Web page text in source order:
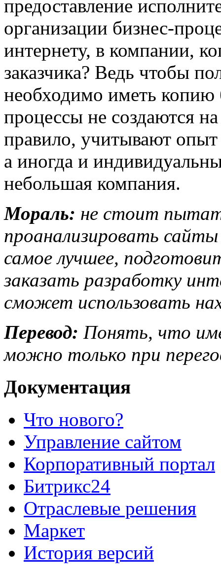
предоставление
организации бизнес-
интернету, в компании,
заказчика? Ведь чтобы
необходимо иметь
процессы не создаются
правило, учитывают
а иногда и
небольшая компания.
Мораль: не стоит
проанализировать сайты
самое лучшее,
заказать разработку
сможет использовать
Перевод: Понять, что
можно только при
Документация
Что нового?
Управление сайтом
Корпоративный портал
Битрикс24
Отраслевые решения
Маркет
История версий